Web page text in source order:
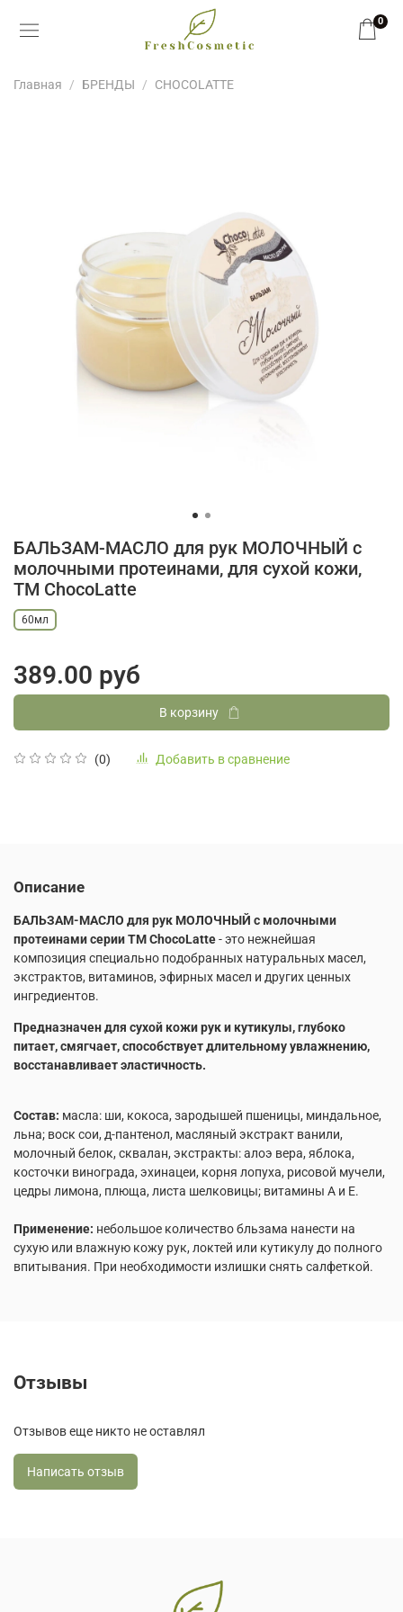
0
Главная БРЕНДЫ CHOCOLATTE
БАЛЬЗАМ-МАСЛО для рук МОЛОЧНЫЙ с
молочными протеинами, для сухой кожи,
TM ChocoLatte
(0) Добавить в сравнение
60мл
389.00 руб
В корзину
Описание
БАЛЬЗАМ-МАСЛО для рук МОЛОЧНЫЙ с молочными
протеинами серии TM ChocoLatte- это нежнейшая
композиция специально подобранных натуральных масел,
экстрактов, витаминов, эфирных масел и других ценных
ингредиентов.
Предназначен для сухой кожи рук и кутикулы, глубоко
питает, смягчает, способствует длительному увлажнению,
восстанавливает эластичность.
Состав: масла: ши, кокоса, зародышей пшеницы, миндальное,
льна; воск сои, д-пантенол, масляный экстракт ванили,
молочный белок, сквалан, экстракты: алоэ вера, яблока,
косточки винограда, эхинацеи, корня лопуха, рисовой мучели,
цедры лимона, плюща, листа шелковицы; витамины А и Е.
Применение: небольшое количество бльзама нанести на
сухую или влажную кожу рук, локтей или кутикулу до полного
впитывания. При необходимости излишки снять салфеткой.
Отзывы
Отзывов еще никто не оставлял
Написать отзыв